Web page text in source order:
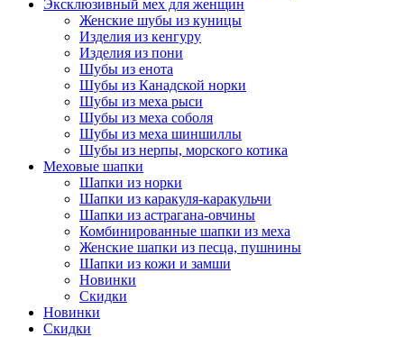
Эксклюзивный мех для женщин
Женские шубы из куницы
Изделия из кенгуру
Изделия из пони
Шубы из енота
Шубы из Канадской норки
Шубы из меха рыси
Шубы из меха соболя
Шубы из меха шиншиллы
Шубы из нерпы, морского котика
Меховые шапки
Шапки из норки
Шапки из каракуля-каракульчи
Шапки из астрагана-овчины
Комбинированные шапки из меха
Женские шапки из песца, пушнины
Шапки из кожи и замши
Новинки
Скидки
Новинки
Скидки